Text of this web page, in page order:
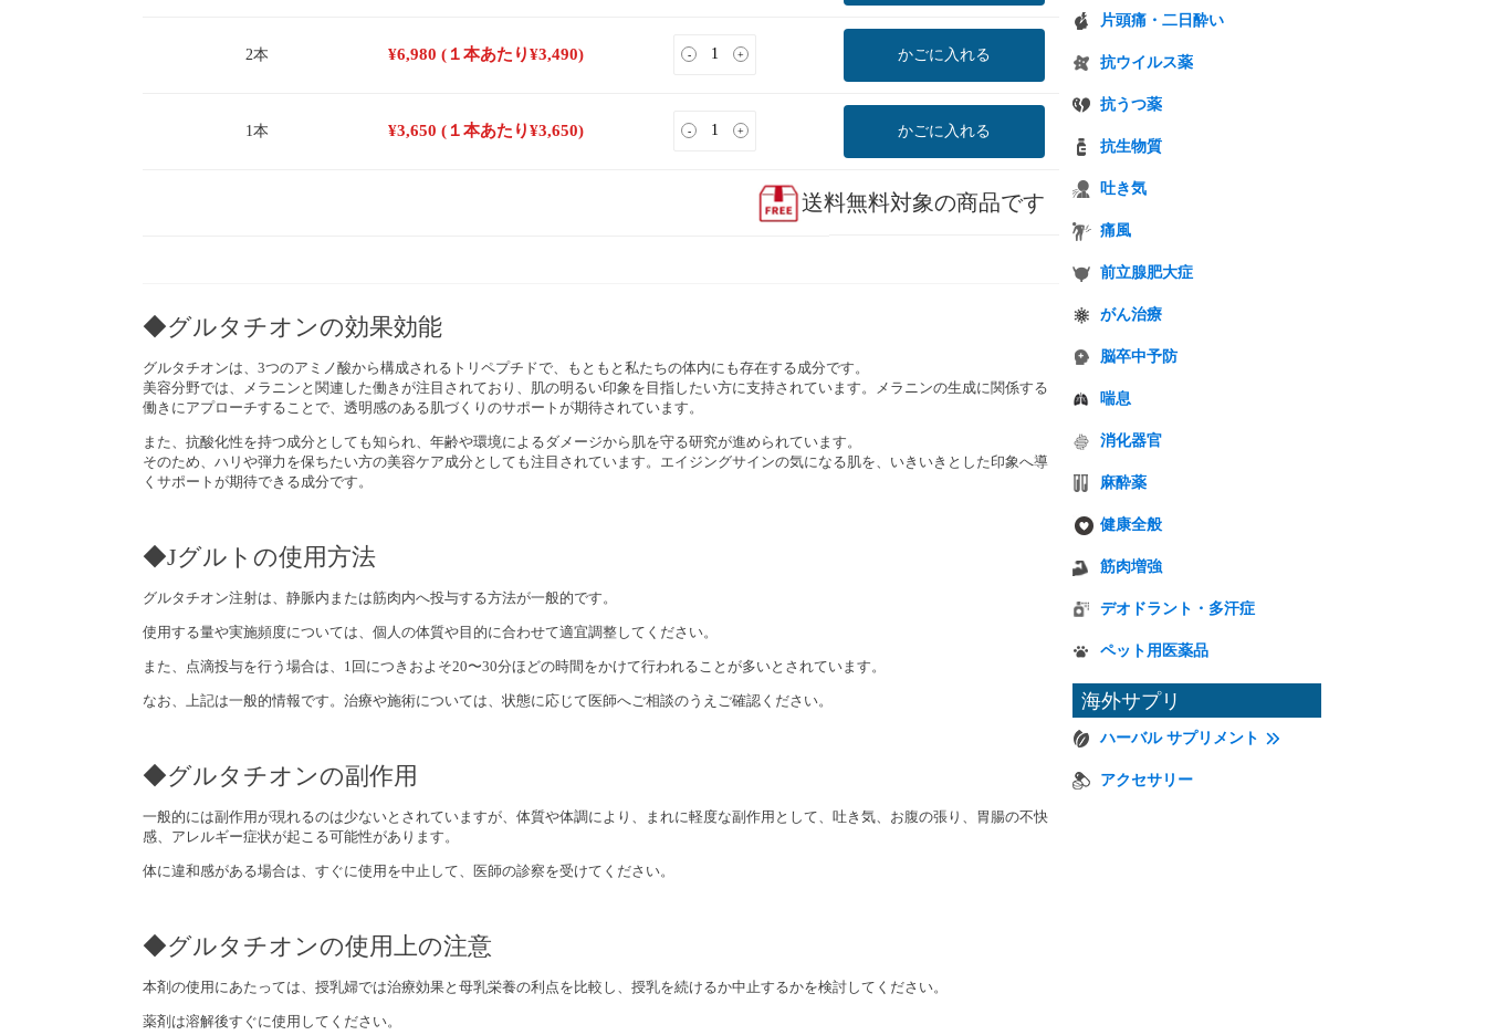
2本 ¥6,980 (１本あたり¥3,490) - + かごに入れる
1本 ¥3,650 (１本あたり¥3,650) - + かごに入れる
送料無料対象の商品です
◆グルタチオンの効果効能
グルタチオンは、3つのアミノ酸から構成されるトリペプチドで、もともと私たちの体内にも存在する成分です。
美容分野では、メラニンと関連した働きが注目されており、肌の明るい印象を目指したい方に支持されています。メラニンの生成に関係する
働きにアプローチすることで、透明感のある肌づくりのサポートが期待されています。
また、抗酸化性を持つ成分としても知られ、年齢や環境によるダメージから肌を守る研究が進められています。
そのため、ハリや弾力を保ちたい方の美容ケア成分としても注目されています。エイジングサインの気になる肌を、いきいきとした印象へ導
くサポートが期待できる成分です。
◆Jグルトの使用方法
グルタチオン注射は、静脈内または筋肉内へ投与する方法が一般的です。
使用する量や実施頻度については、個人の体質や目的に合わせて適宜調整してください。
また、点滴投与を行う場合は、1回につきおよそ20〜30分ほどの時間をかけて行われることが多いとされています。
なお、上記は一般的情報です。治療や施術については、状態に応じて医師へご相談のうえご確認ください。
◆グルタチオンの副作用
一般的には副作用が現れるのは少ないとされていますが、体質や体調により、まれに軽度な副作用として、吐き気、お腹の張り、胃腸の不快
感、アレルギー症状が起こる可能性があります。
体に違和感がある場合は、すぐに使用を中止して、医師の診察を受けてください。
◆グルタチオンの使用上の注意
本剤の使用にあたっては、授乳婦では治療効果と母乳栄養の利点を比較し、授乳を続けるか中止するかを検討してください。
薬剤は溶解後すぐに使用してください。
片頭痛・二日酔い
抗ウイルス薬
抗うつ薬
抗生物質
吐き気
痛風
前立腺肥大症
がん治療
脳卒中予防
喘息
消化器官
麻酔薬
健康全般
筋肉増強
デオドラント・多汗症
ペット用医薬品
海外サプリ
ハーバル サプリメント
アクセサリー